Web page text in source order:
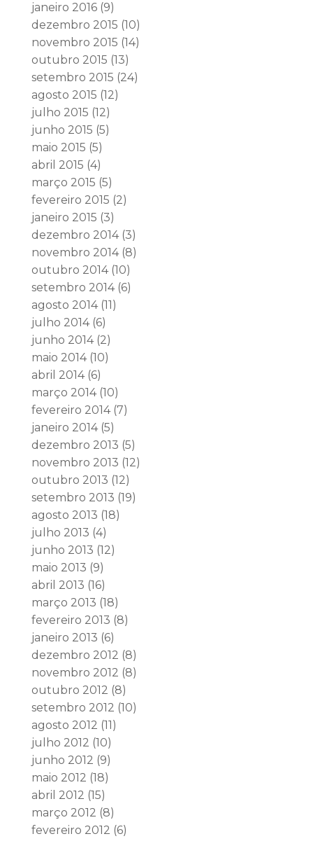
janeiro 2016(9)
dezembro 2015 (10)
novembro 2015 (14)
outubro 2015 (13)
setembro 2015 (24)
agosto 2015 (12)
julho 2015 (12)
junho 2015 (5)
maio 2015 (5)
abril 2015 (4)
março 2015 (5)
fevereiro 2015 (2)
janeiro 2015 (3)
dezembro 2014(3)
novembro 2014(8)
outubro 2014(10)
setembro 2014(6)
agosto 2014(11)
julho 2014(6)
junho 2014(2)
maio 2014(10)
abril 2014(6)
março 2014(10)
fevereiro 2014(7)
janeiro 2014(5)
dezembro 2013 (5)
novembro 2013 (12)
outubro 2013 (12)
setembro 2013 (19)
agosto 2013 (18)
julho 2013 (4)
junho 2013 (12)
maio 2013 (9)
abril 2013 (16)
março 2013 (18)
fevereiro 2013 (8)
janeiro 2013 (6)
dezembro 2012 (8)
novembro 2012 (8)
outubro 2012 (8)
setembro 2012 (10)
agosto 2012 (11)
julho 2012 (10)
junho 2012 (9)
maio 2012 (18)
abril 2012 (15)
março 2012 (8)
fevereiro 2012 (6)